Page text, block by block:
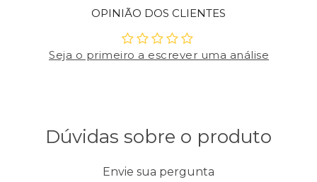
OPINIÃO DOS CLIENTES
Seja o primeiro a escrever uma análise
Dúvidas sobre o produto
Envie sua pergunta